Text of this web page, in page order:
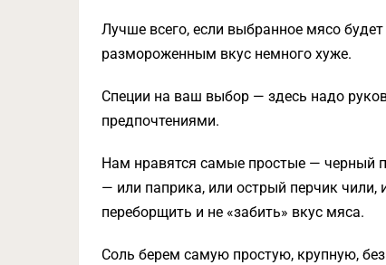
Лучше всего, если выбранное мясо
размороженным вкус немного хуже.
Специи на ваш выбор — здесь надо
предпочтениями.
Нам нравятся самые простые — черный
— или паприка, или острый перчик чили,
переборщить и не «забить» вкус мяса.
Соль берем самую простую, крупную,